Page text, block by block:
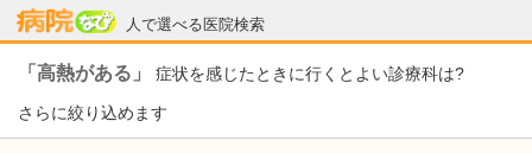
人で選べる医院検索
病院なび
「高熱がある」 症状を感じたときに行くとよい診療科は?
さらに絞り込めます